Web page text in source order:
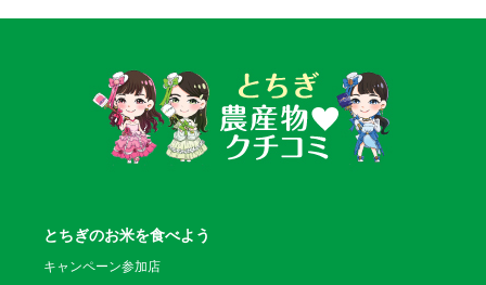
とちぎのお米を食べよう
キャンペーン参加店